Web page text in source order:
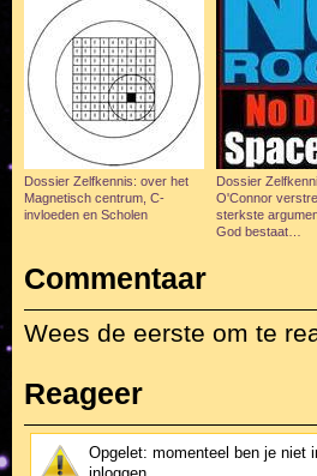
Dossier Zelfkennis: over het
Magnetisch centrum, C-
invloeden en Scholen
Dossier
O'Connor
sterkste
God bestaat…
Commentaar
Wees de eerste om te
Reageer
Opgelet: momenteel ben je niet